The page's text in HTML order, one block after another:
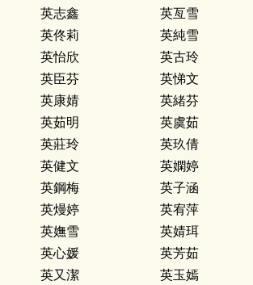
英志鑫
英亙雪
英佟莉
英純雪
英怡欣
英古玲
英臣芬
英悌文
英康婧
英緒芬
英茹明
英虞茹
英莊玲
英玖倩
英健文
英嫻婷
英鋼梅
英子涵
英熳婷
英宥萍
英嫵雪
英婧珥
英心媛
英芳茹
英又潔
英玉嫣